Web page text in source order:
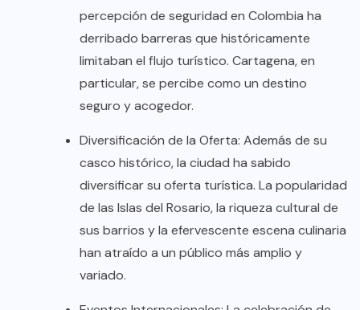
percepción de seguridad en Colombia ha
derribado barreras que históricamente
limitaban el flujo turístico. Cartagena, en
particular, se percibe como un destino
seguro y acogedor.
Diversificación de la Oferta: Además de su
casco histórico, la ciudad ha sabido
diversificar su oferta turística. La popularidad
de las Islas del Rosario, la riqueza cultural de
sus barrios y la efervescente escena culinaria
han atraído a un público más amplio y
variado.